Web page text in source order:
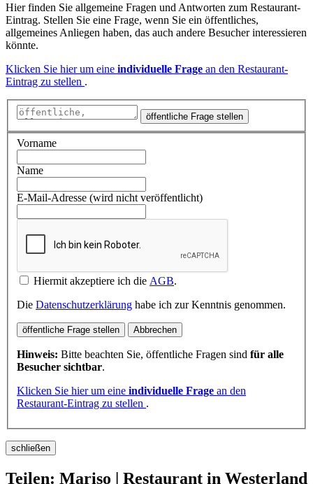
Hier finden Sie allgemeine Fragen und Antworten zum Restaurant-
Eintrag. Stellen Sie eine Frage, wenn Sie ein öffentliches,
allgemeines Anliegen haben, das auch andere Besucher interessieren
könnte.
Klicken Sie hier um eine individuelle Frage an den Restaurant-
Eintrag zu stellen .
öffentliche Frage stellen
Vorname
Name
E-Mail-Adresse (wird nicht veröffentlicht)
Hiermit akzeptiere ich die AGB.
Die Datenschutzerklärung habe ich zur Kenntnis genommen.
öffentliche Frage stellen Abbrechen
Hinweis: Bitte beachten Sie, öffentliche Fragen sind für alle
Besucher sichtbar.
Klicken Sie hier um eine individuelle Frage an den
Restaurant-Eintrag zu stellen .
schließen
Teilen: Mariso | Restaurant in Westerland